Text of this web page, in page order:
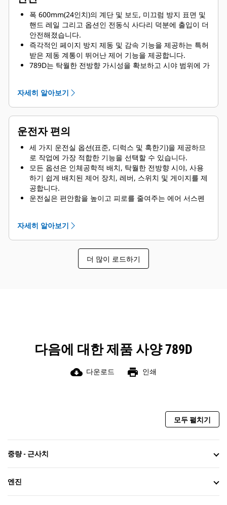
폭 600mm(24인치)의 계단 및 보도, 미끄럼 방지 표면 및
핸드 레일 그리고 옵션인 전동식 사다리 덕분에 출입이 더
안전해졌습니다.
즉각적인 페이지 방지 제동 및 감속 기능을 제공하는 특허
받은 제동 계통이 뛰어난 제어 기능을 제공합니다.
789D는 탁월한 전방향 가시성을 확보하고 시야 범위에 가
내부에 숨겼습니다.
옵션인 Cat MineStar™ 물체 감지 시스템은 레이더 및 카
메라 시스템을 결합하여 장비와 인접한 경차량이나 고정
형 위험물에 대하여 운전자에게 경고합니다.
본체 상승 지시계, 본체 유지 케이블 및 덤프 시 역방향 중
립장치 덕분에 덤프 작업이 더 안전해졌습니다.
자세히 알아보기
운전자 편의
세 가지 운전실 옵션(표준, 디럭스 및 혹한기)을 제공하므
로 작업에 가장 적합한 기능을 선택할 수 있습니다.
모든 옵션은 인체공학적 배치, 탁월한 전방향 시야, 사용
하기 쉽게 배치된 제어 장치, 레버, 스위치 및 게이지를 제
공합니다.
운전실은 편안함을 높이고 피로를 줄여주는 에어 서스펜
자세히 알아보기
더 많이 로드하기
다음에 대한 제품 사양 789D
cloud_download 다운로드 print 인쇄
모두 펼치기
중량 - 근사치
엔진